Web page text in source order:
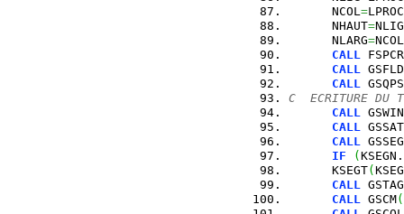
      NCOL
=LPROC
      NHAUT
=NLIG
      NLARG
=NCOL
CALL
CALL
GSFLD
CALL
GSQPS
C  ECRITURE DU
CALL
GSWIN
CALL
CALL
GSSEG
IF
(KSEGN.
      KSEGT
(
CALL
GSTAG
CALL
GSCM(